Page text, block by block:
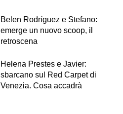
Belen Rodríguez e Stefano:
emerge un nuovo scoop, il
retroscena
Helena Prestes e Javier:
sbarcano sul Red Carpet di
Venezia. Cosa accadrà